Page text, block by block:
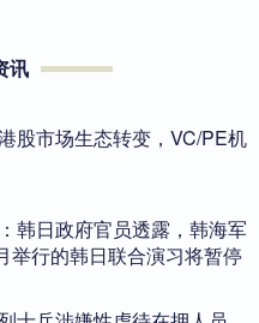
讯
股市场生态转变，VC/PE机
韩日政府官员透露，韩海军
举行的韩日联合演习将暂停